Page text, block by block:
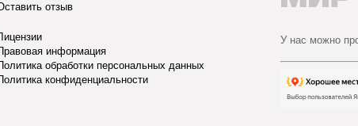
отзыв
информация
обработки персональных данных
конфиденциальности
У нас можно